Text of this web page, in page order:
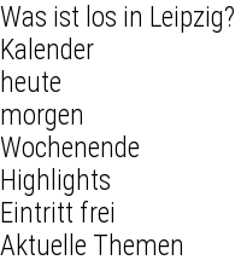
Was ist los in Leipzig?
Kalender
heute
morgen
Wochenende
Highlights
Eintritt frei
Aktuelle Themen